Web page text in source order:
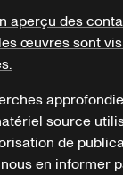
aperçu des
œuvres sont
source
de
en informer